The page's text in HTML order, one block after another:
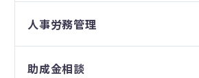
人事労務管理
助成金相談